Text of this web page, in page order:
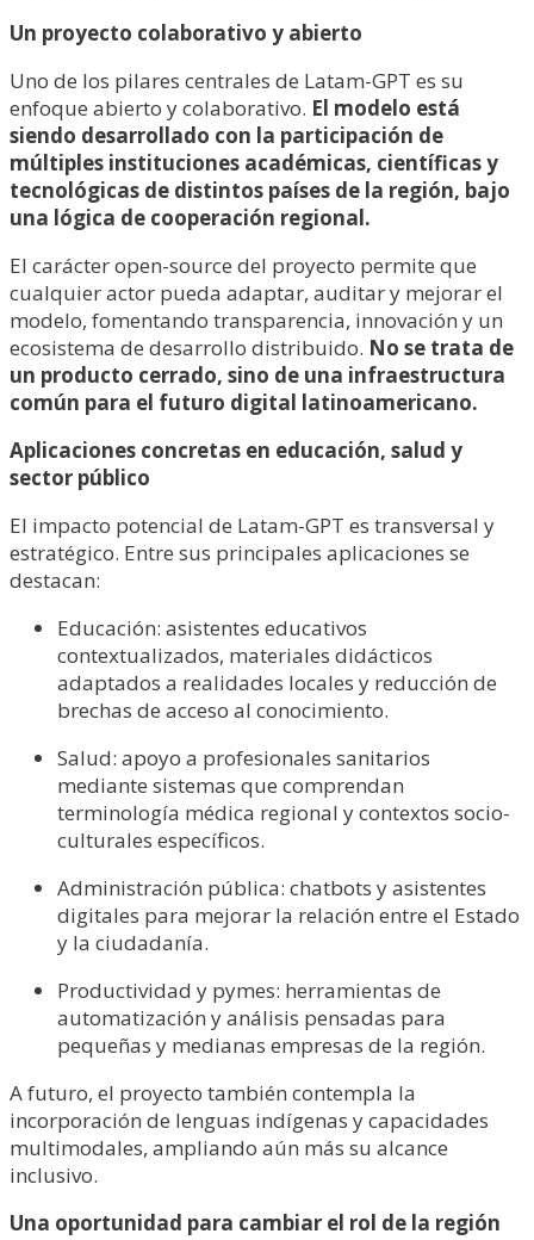
Un proyecto colaborativo y abierto
Uno de los pilares centrales de Latam-GPT es su
enfoque abierto y colaborativo. El modelo está
siendo desarrollado con la participación de
múltiples instituciones académicas, científicas y
tecnológicas de distintos países de la región, bajo
una lógica de cooperación regional.
El carácter open-source del proyecto permite que
cualquier actor pueda adaptar, auditar y mejorar el
modelo, fomentando transparencia, innovación y un
ecosistema de desarrollo distribuido. No se trata de
un producto cerrado, sino de una infraestructura
común para el futuro digital latinoamericano.
Aplicaciones concretas en educación, salud y
sector público
El impacto potencial de Latam-GPT es transversal y
estratégico. Entre sus principales aplicaciones se
destacan:
Educación: asistentes educativos
contextualizados, materiales didácticos
adaptados a realidades locales y reducción de
brechas de acceso al conocimiento.
Salud: apoyo a profesionales sanitarios
mediante sistemas que comprendan
terminología médica regional y contextos socio-
culturales específicos.
Administración pública: chatbots y asistentes
digitales para mejorar la relación entre el Estado
y la ciudadanía.
Productividad y pymes: herramientas de
automatización y análisis pensadas para
pequeñas y medianas empresas de la región.
A futuro, el proyecto también contempla la
incorporación de lenguas indígenas y capacidades
multimodales, ampliando aún más su alcance
inclusivo.
Una oportunidad para cambiar el rol de la región